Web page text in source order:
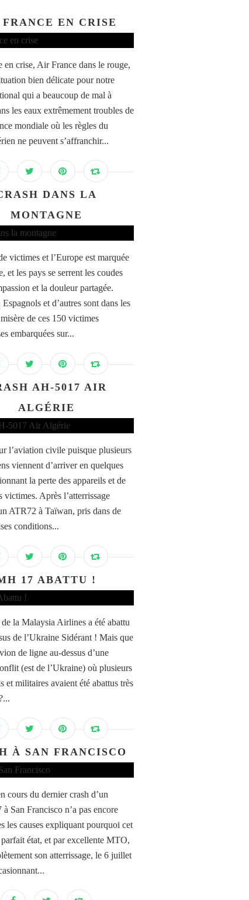
EN CRISE
en crise, Air France dans le rouge,
bien délicate pour notre
qui a beaucoup de mal à
les eaux extrêmement troubles de
mondiale où les règles du
ne peuvent s’affranchir...
DANS LA
MONTAGNE
victimes et l’Europe est marquée
et les pays se serrent les coudes
et la douleur partagée.
et d’autres sont dans les
de ces 150 victimes
embarquées sur...
AH-5017 AIR
ALGÉRIE
l’aviation civile puisque plusieurs
viennent d’arriver en quelques
la perte des appareils et de
victimes. Après l’atterrissage
ATR72 à Taïwan, pris dans de
conditions...
17 ABATTU !
la Malaysia Airlines a été abattu
de l’Ukraine Sidérant ! Mais que
de ligne au-dessus d’une
(est de l’Ukraine) où plusieurs
et militaires avaient été abattus très
À SAN FRANCISCO
cours du dernier crash d’un
San Francisco n’a pas encore
les causes expliquant pourquoi cet
état, et par excellente MTO,
son atterrissage, le 6 juillet